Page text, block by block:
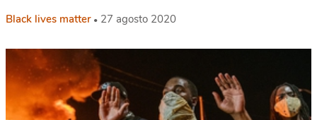
Black lives matter 27 agosto 2020